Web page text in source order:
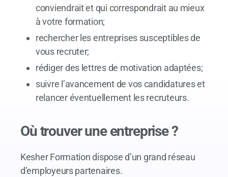
conviendrait et qui correspondrait au mieux
à votre formation;
rechercher les entreprises susceptibles de
vous recruter;
rédiger des lettres de motivation adaptées;
suivre l’avancement de vos candidatures et
relancer éventuellement les recruteurs.
Où trouver une entreprise ?
Kesher Formation dispose d’un grand réseau
d’employeurs partenaires.